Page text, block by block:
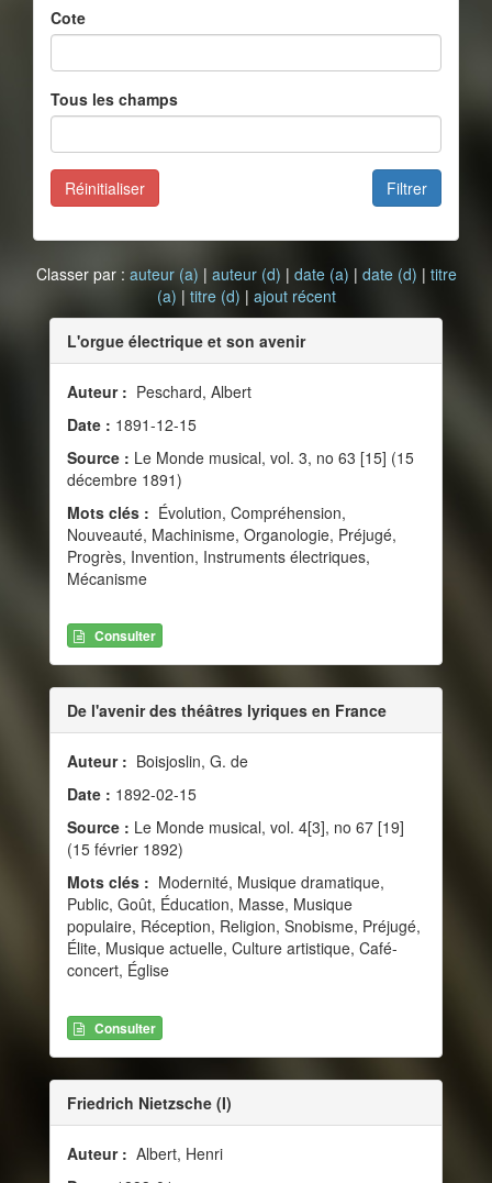
Cote
Tous les champs
Filtrer
Réinitialiser
Classer par : auteur (a) | auteur (d) | date (a) | date (d) | titre
(a) | titre (d) | ajout récent
L'orgue électrique et son avenir
Auteur : Peschard, Albert
Date : 1891-12-15
Source : Le Monde musical, vol. 3, no 63 [15] (15
décembre 1891)
Mots clés : Évolution, Compréhension,
Nouveauté, Machinisme, Organologie, Préjugé,
Progrès, Invention, Instruments électriques,
Mécanisme
Consulter
De l'avenir des théâtres lyriques en France
Auteur : Boisjoslin, G. de
Date : 1892-02-15
Source : Le Monde musical, vol. 4[3], no 67 [19]
(15 février 1892)
Mots clés : Modernité, Musique dramatique,
Public, Goût, Éducation, Masse, Musique
populaire, Réception, Religion, Snobisme, Préjugé,
Élite, Musique actuelle, Culture artistique, Café-
concert, Église
Consulter
Friedrich Nietzsche (I)
Auteur : Albert, Henri